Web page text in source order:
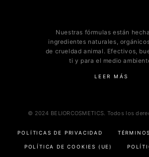
Nuestras fórmulas están
ingredientes naturales,
de crueldad animal. Efectivos,
ti y para el medio
LEER MÁS
© 2024 BELIORCOSMETICS. Todos los
POLÍTICAS DE PRIVACIDAD
POLÍTICA DE COOKIES (UE)